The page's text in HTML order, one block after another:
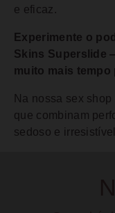
e eficaz.
Experimente o
Skins Superslide
muito mais tempo
Na nossa sex
que combinam
sedoso e